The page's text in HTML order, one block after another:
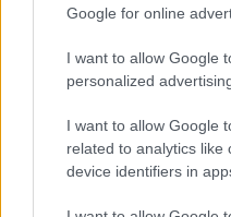
Google for online
I want to allow Google
personalized
I want to allow Google
related to analytics like
device identifiers in
Mennyibe kerül
Budapesten? - A